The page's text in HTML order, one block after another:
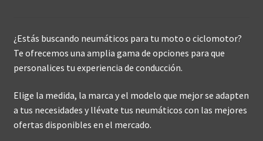
¿Estás buscando neumáticos para tu moto o ciclomotor?
Te ofrecemos una amplia gama de opciones para que
personalices tu experiencia de conducción.
Elige la medida, la marca y el modelo que mejor se adapten
a tus necesidades y llévate tus neumáticos con las mejores
ofertas disponibles en el mercado.